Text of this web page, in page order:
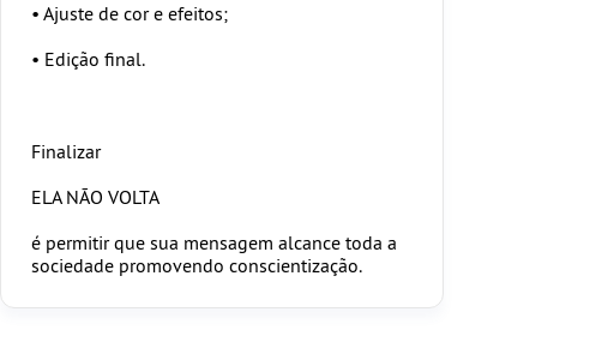
• Ajuste de cor e efeitos;
• Edição final.
Finalizar
ELA NÃO VOLTA
é permitir que sua mensagem alcance toda a
sociedade promovendo conscientização.